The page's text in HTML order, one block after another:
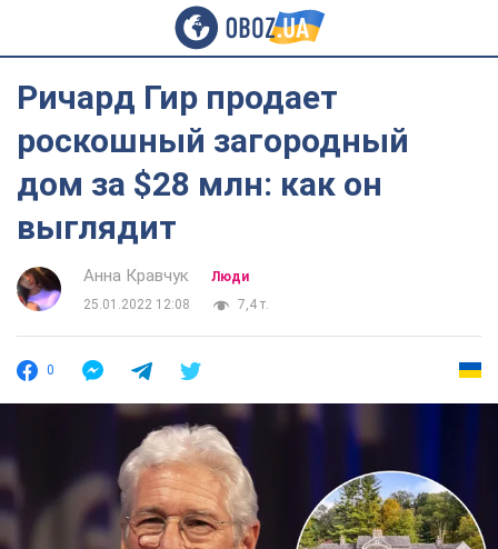
Ричард Гир продает
роскошный загородный
дом за $28 млн: как он
выглядит
Анна Кравчук
Люди
25.01.2022 12:08
7,4 т.
0